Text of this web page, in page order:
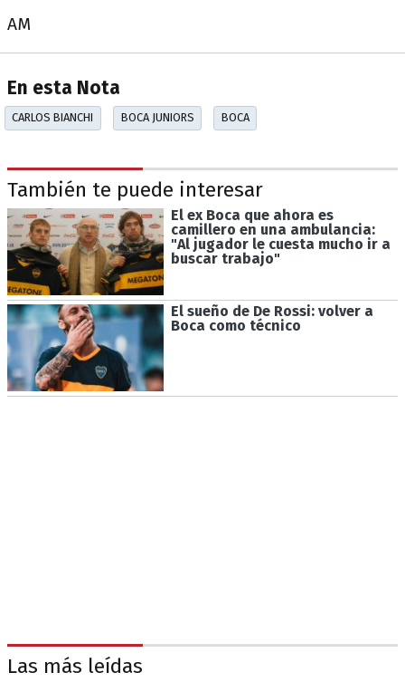
AM
En esta Nota
CARLOS BIANCHI BOCA JUNIORS BOCA
También te puede interesar
El ex Boca que ahora es
camillero en una ambulancia:
"Al jugador le cuesta mucho ir a
buscar trabajo"
El sueño de De Rossi: volver a
Boca como técnico
Las más leídas